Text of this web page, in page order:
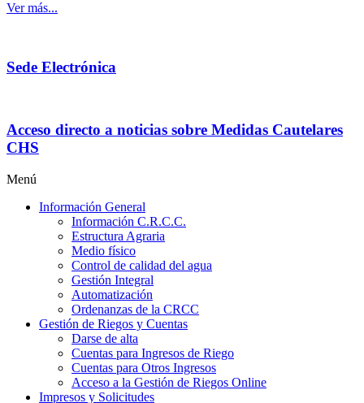
Ver más...
Sede Electrónica
Acceso directo a noticias sobre Medidas Cautelares
CHS
Menú
Información General
Información C.R.C.C.
Estructura Agraria
Medio físico
Control de calidad del agua
Gestión Integral
Automatización
Ordenanzas de la CRCC
Gestión de Riegos y Cuentas
Darse de alta
Cuentas para Ingresos de Riego
Cuentas para Otros Ingresos
Acceso a la Gestión de Riegos Online
Impresos y Solicitudes